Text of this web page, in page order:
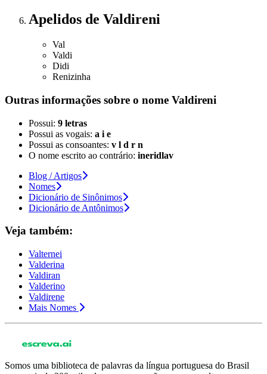
Apelidos de Valdireni
Val
Valdi
Didi
Renizinha
Outras informações sobre o nome Valdireni
Possui: 9 letras
Possui as vogais: a i e
Possui as consoantes: v l d r n
O nome escrito ao contrário: ineridlav
Blog / Artigos
Nomes
Dicionário de Sinônimos
Dicionário de Antônimos
Veja também:
Valternei
Valderina
Valdiran
Valderino
Valdirene
Mais Nomes
Somos uma biblioteca de palavras da língua portuguesa do Brasil